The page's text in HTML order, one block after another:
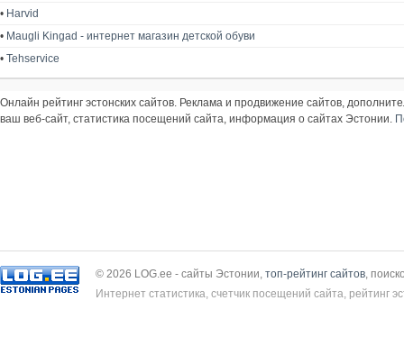
• Harvid
• Maugli Kingad - интернет магазин детской обуви
• Tehservice
Онлайн рейтинг эстонских сайтов. Реклама и продвижение сайтов,
ваш веб-сайт, статистика посещений сайта, информация о сайтах Эстонии.
© 2026 LOG.ee - сайты Эстонии, топ-рейтинг сайтов ,
Интернет статистика, счетчик посещений сайта, рейтинг